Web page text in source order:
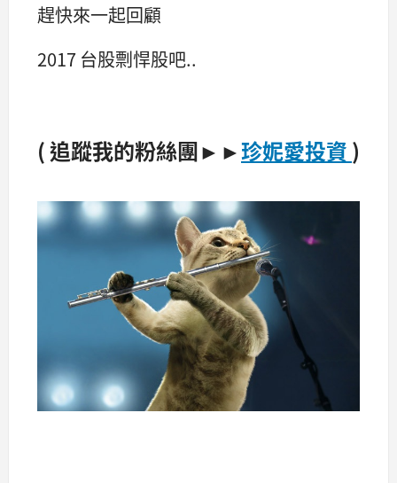
趕快來一起回顧
2017 台股剽悍股吧..
( 追蹤我的粉絲團►►珍妮愛投資 )